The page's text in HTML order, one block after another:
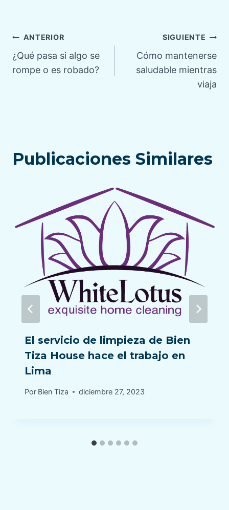
Navegación
de
ANTERIOR
¿Qué pasa si algo se
rompe o es robado?
SIGUIENTE
Cómo mantenerse
saludable mientras
viaja
Publicaciones Similares
El servicio de limpieza de Bien
Tiza House hace el trabajo en
Lima
Por Bien Tiza diciembre 27, 2023